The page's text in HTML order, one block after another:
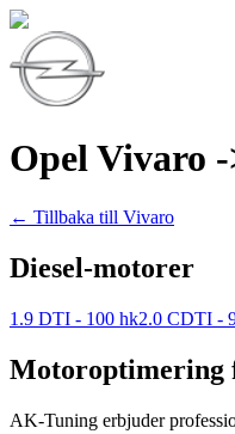
OpelVivaro
← Tillbaka till Vivaro
Diesel-motorer
1.9 DTI - 100 hk2.0 CDTI -
Motoroptimering
AK-Tuning erbjuder